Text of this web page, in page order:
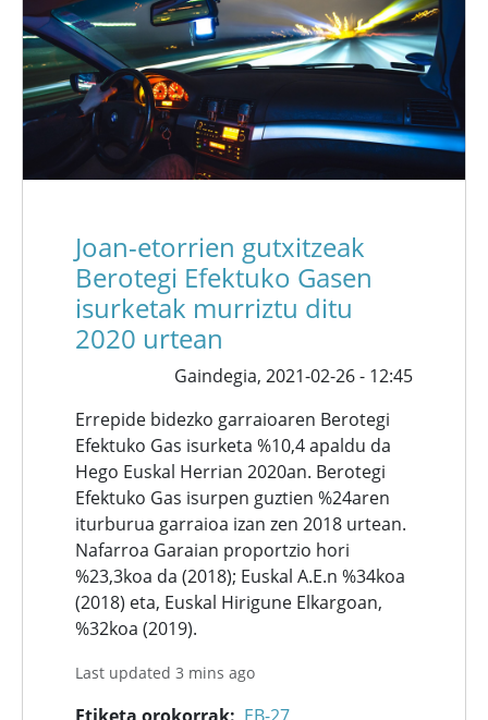
Joan-etorrien gutxitzeak
Berotegi Efektuko Gasen
isurketak murriztu ditu
2020 urtean
Gaindegia, 2021-02-26 - 12:45
Errepide bidezko garraioaren Berotegi
Efektuko Gas isurketa %10,4 apaldu da
Hego Euskal Herrian 2020an. Berotegi
Efektuko Gas isurpen guztien %24aren
iturburua garraioa izan zen 2018 urtean.
Nafarroa Garaian proportzio hori
%23,3koa da (2018); Euskal A.E.n %34koa
(2018) eta, Euskal Hirigune Elkargoan,
%32koa (2019).
Last updated 3 mins ago
Etiketa orokorrak
EB-27